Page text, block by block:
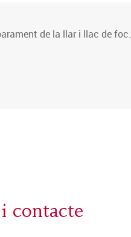
de la llar i llac de foc.
contacte